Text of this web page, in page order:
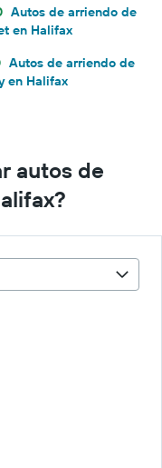
Autos de arriendo de
en Halifax
Autos de arriendo de
en Halifax
autos de